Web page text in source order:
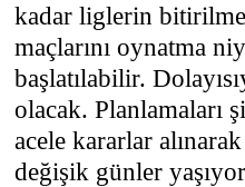
kadar liglerin
maçlarını oynatma
başlatılabilir.
olacak. Planlamaları
acele kararlar
değişik günler